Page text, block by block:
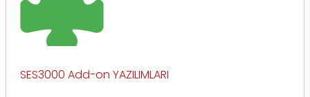
SES3000 Add-on YAZILIMLARI